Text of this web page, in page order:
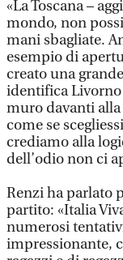
«La Toscana –
mondo, non
mani sbagliate.
esempio di
creato una
identifica Livorno
muro davanti alla
come se
crediamo alla
dell’odio non ci
Renzi ha parlato
partito: «Italia
numerosi
impressionante,